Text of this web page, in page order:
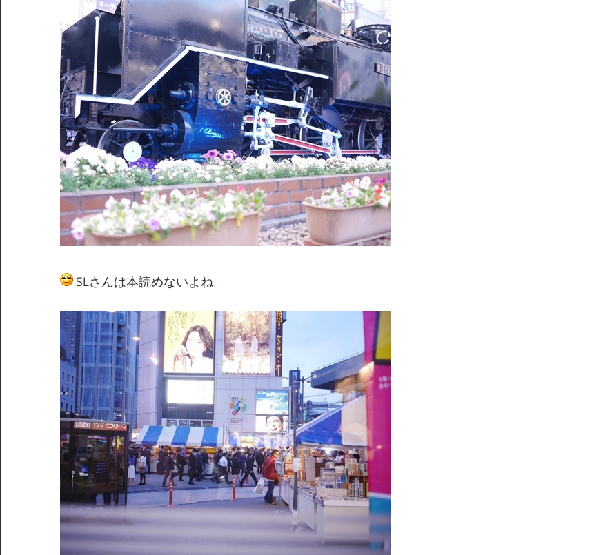
SLさんは本読めないよね。